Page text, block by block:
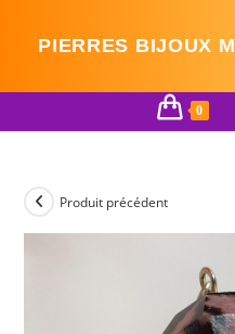
PIERRES BIJOUX
0
Produit précédent